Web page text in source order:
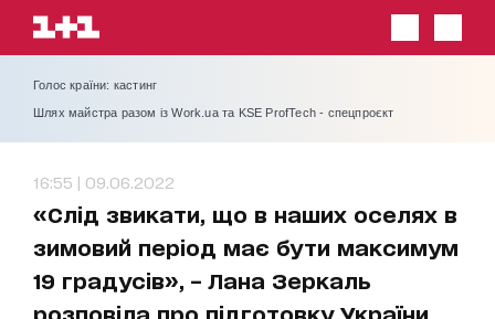
Голос країни: кастинг
Шлях майстра разом із Work.ua та KSE ProfTech - спецпроєкт
16:55 | 09.06.2022
«Слід звикати, що в наших оселях в
зимовий період має бути максимум
19 градусів», – Лана Зеркаль
розповіла про підготовку України